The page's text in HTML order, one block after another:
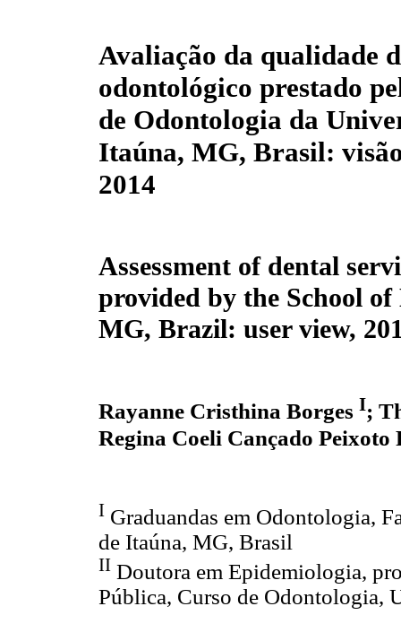
Avaliação da qualidade
odontológico prestado
de Odontologia da
Itaúna, MG, Brasil:
2014
Assessment of dental
provided by the School
MG, Brazil: user view,
Rayanne Cristhina Borges I;
Regina Coeli Cançado Peixoto
I Graduandas em Odontologia,
de Itaúna, MG, Brasil
II Doutora em Epidemiologia,
Pública, Curso de Odontologia,